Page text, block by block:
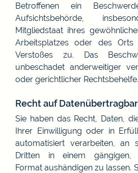
Betroffenen ein
Aufsichtsbehörde,
Mitgliedstaat ihres
Arbeitsplatzes oder des Orts
Verstoßes zu. Das
unbeschadet anderweitiger
oder gerichtlicher Rechtsbehelfe.
Recht auf
Sie haben das Recht, Daten,
Ihrer Einwilligung oder in
automatisiert verarbeiten, an
Dritten in einem gängigen,
Format aushändigen zu lassen.